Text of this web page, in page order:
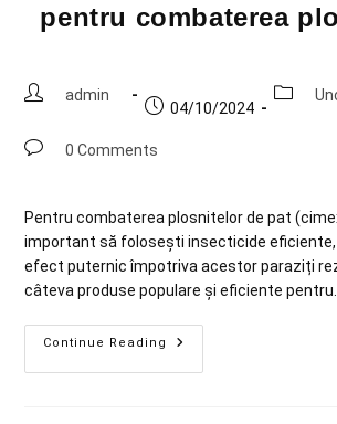
pentru combaterea
admin
04/10/2024
0 Comments
Pentru combaterea plosnitelor de pat
important să folosești insecticide eficiente,
efect puternic împotriva acestor paraziți
câteva produse populare și eficiente pentru…
Continue Reading